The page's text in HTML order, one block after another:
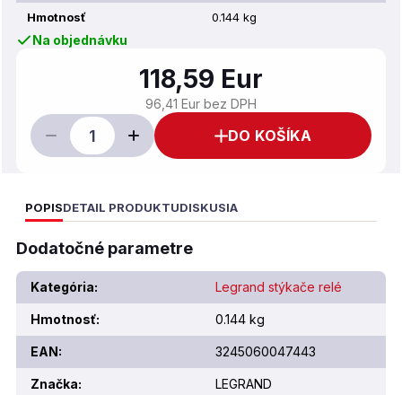
Hmotnosť
0.144 kg
Na objednávku
118,59 Eur
96,41 Eur bez DPH
DO KOŠÍKA
POPISDETAIL PRODUKTUDISKUSIA
Dodatočné parametre
Kategória: Legrand stýkače relé
Hmotnosť: 0.144 kg
EAN: 3245060047443
Značka: LEGRAND